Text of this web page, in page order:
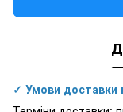
✓ Умови доставки